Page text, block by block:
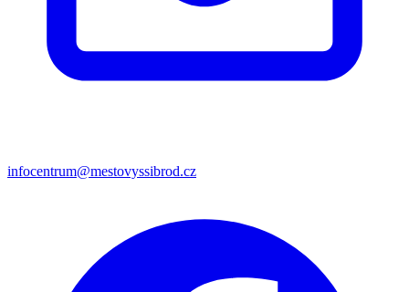
infocentrum@mestovyssibrod.cz